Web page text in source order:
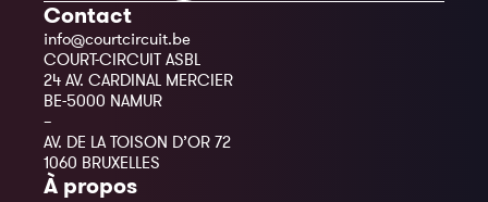
Contact
info@courtcircuit.be
COURT-CIRCUIT ASBL
24 AV. CARDINAL MERCIER
BE-5000 NAMUR
–
AV. DE LA TOISON D’OR 72
1060 BRUXELLES
À propos